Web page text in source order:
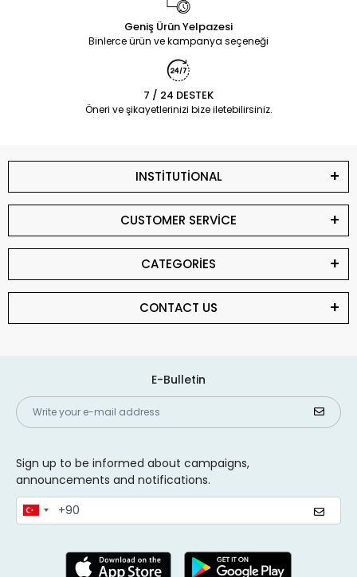
Geniş Ürün Yelpazesi
Binlerce ürün ve kampanya seçeneği
7 / 24 DESTEK
Öneri ve şikayetlerinizi bize iletebilirsiniz.
INSTİTUTİONAL
CUSTOMER SERVİCE
CATEGORİES
CONTACT US
E-Bulletin
Sign up to be informed about campaigns,
announcements and notifications.